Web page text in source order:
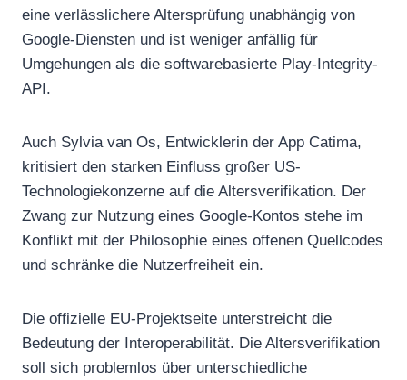
eine verlässlichere Altersprüfung unabhängig von
Google-Diensten und ist weniger anfällig für
Umgehungen als die softwarebasierte Play-Integrity-
API.
Auch Sylvia van Os, Entwicklerin der App Catima,
kritisiert den starken Einfluss großer US-
Technologiekonzerne auf die Altersverifikation. Der
Zwang zur Nutzung eines Google-Kontos stehe im
Konflikt mit der Philosophie eines offenen Quellcodes
und schränke die Nutzerfreiheit ein.
Die offizielle EU-Projektseite unterstreicht die
Bedeutung der Interoperabilität. Die Altersverifikation
soll sich problemlos über unterschiedliche